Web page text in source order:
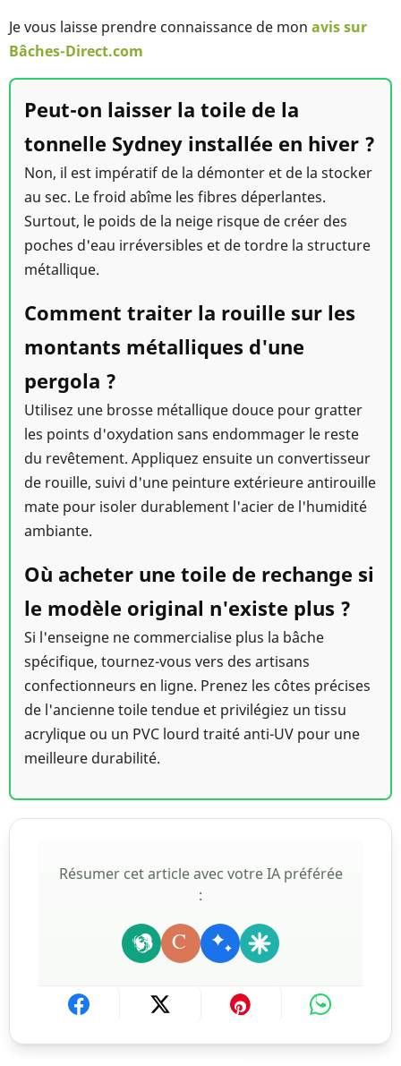
Je vous laisse prendre connaissance de mon avis sur
Bâches-Direct.com
Peut-on laisser la toile de la
tonnelle Sydney installée en hiver ?
Non, il est impératif de la démonter et de la stocker
au sec. Le froid abîme les fibres déperlantes.
Surtout, le poids de la neige risque de créer des
poches d'eau irréversibles et de tordre la structure
métallique.
Comment traiter la rouille sur les
montants métalliques d'une
pergola ?
Utilisez une brosse métallique douce pour gratter
les points d'oxydation sans endommager le reste
du revêtement. Appliquez ensuite un convertisseur
de rouille, suivi d'une peinture extérieure antirouille
mate pour isoler durablement l'acier de l'humidité
ambiante.
Où acheter une toile de rechange si
le modèle original n'existe plus ?
Si l'enseigne ne commercialise plus la bâche
spécifique, tournez-vous vers des artisans
confectionneurs en ligne. Prenez les côtes précises
de l'ancienne toile tendue et privilégiez un tissu
acrylique ou un PVC lourd traité anti-UV pour une
meilleure durabilité.
Résumer cet article avec votre IA préférée
:
C